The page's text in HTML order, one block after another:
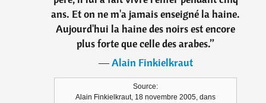
ans. Et on ne m'a jamais enseigné la haine.
Aujourd'hui la haine des noirs est encore
plus forte que celle des arabes.”
―Alain Finkielkraut
Source:
Alain Finkielkraut, 18 novembre 2005, dans